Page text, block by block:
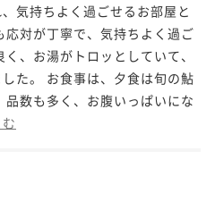
気持ちよく過ごせるお部屋と
対が丁寧で、気持ちよく過ご
、お湯がトロッとしていて、
た。 お食事は、夕食は旬の鮎
数も多く、お腹いっぱいにな